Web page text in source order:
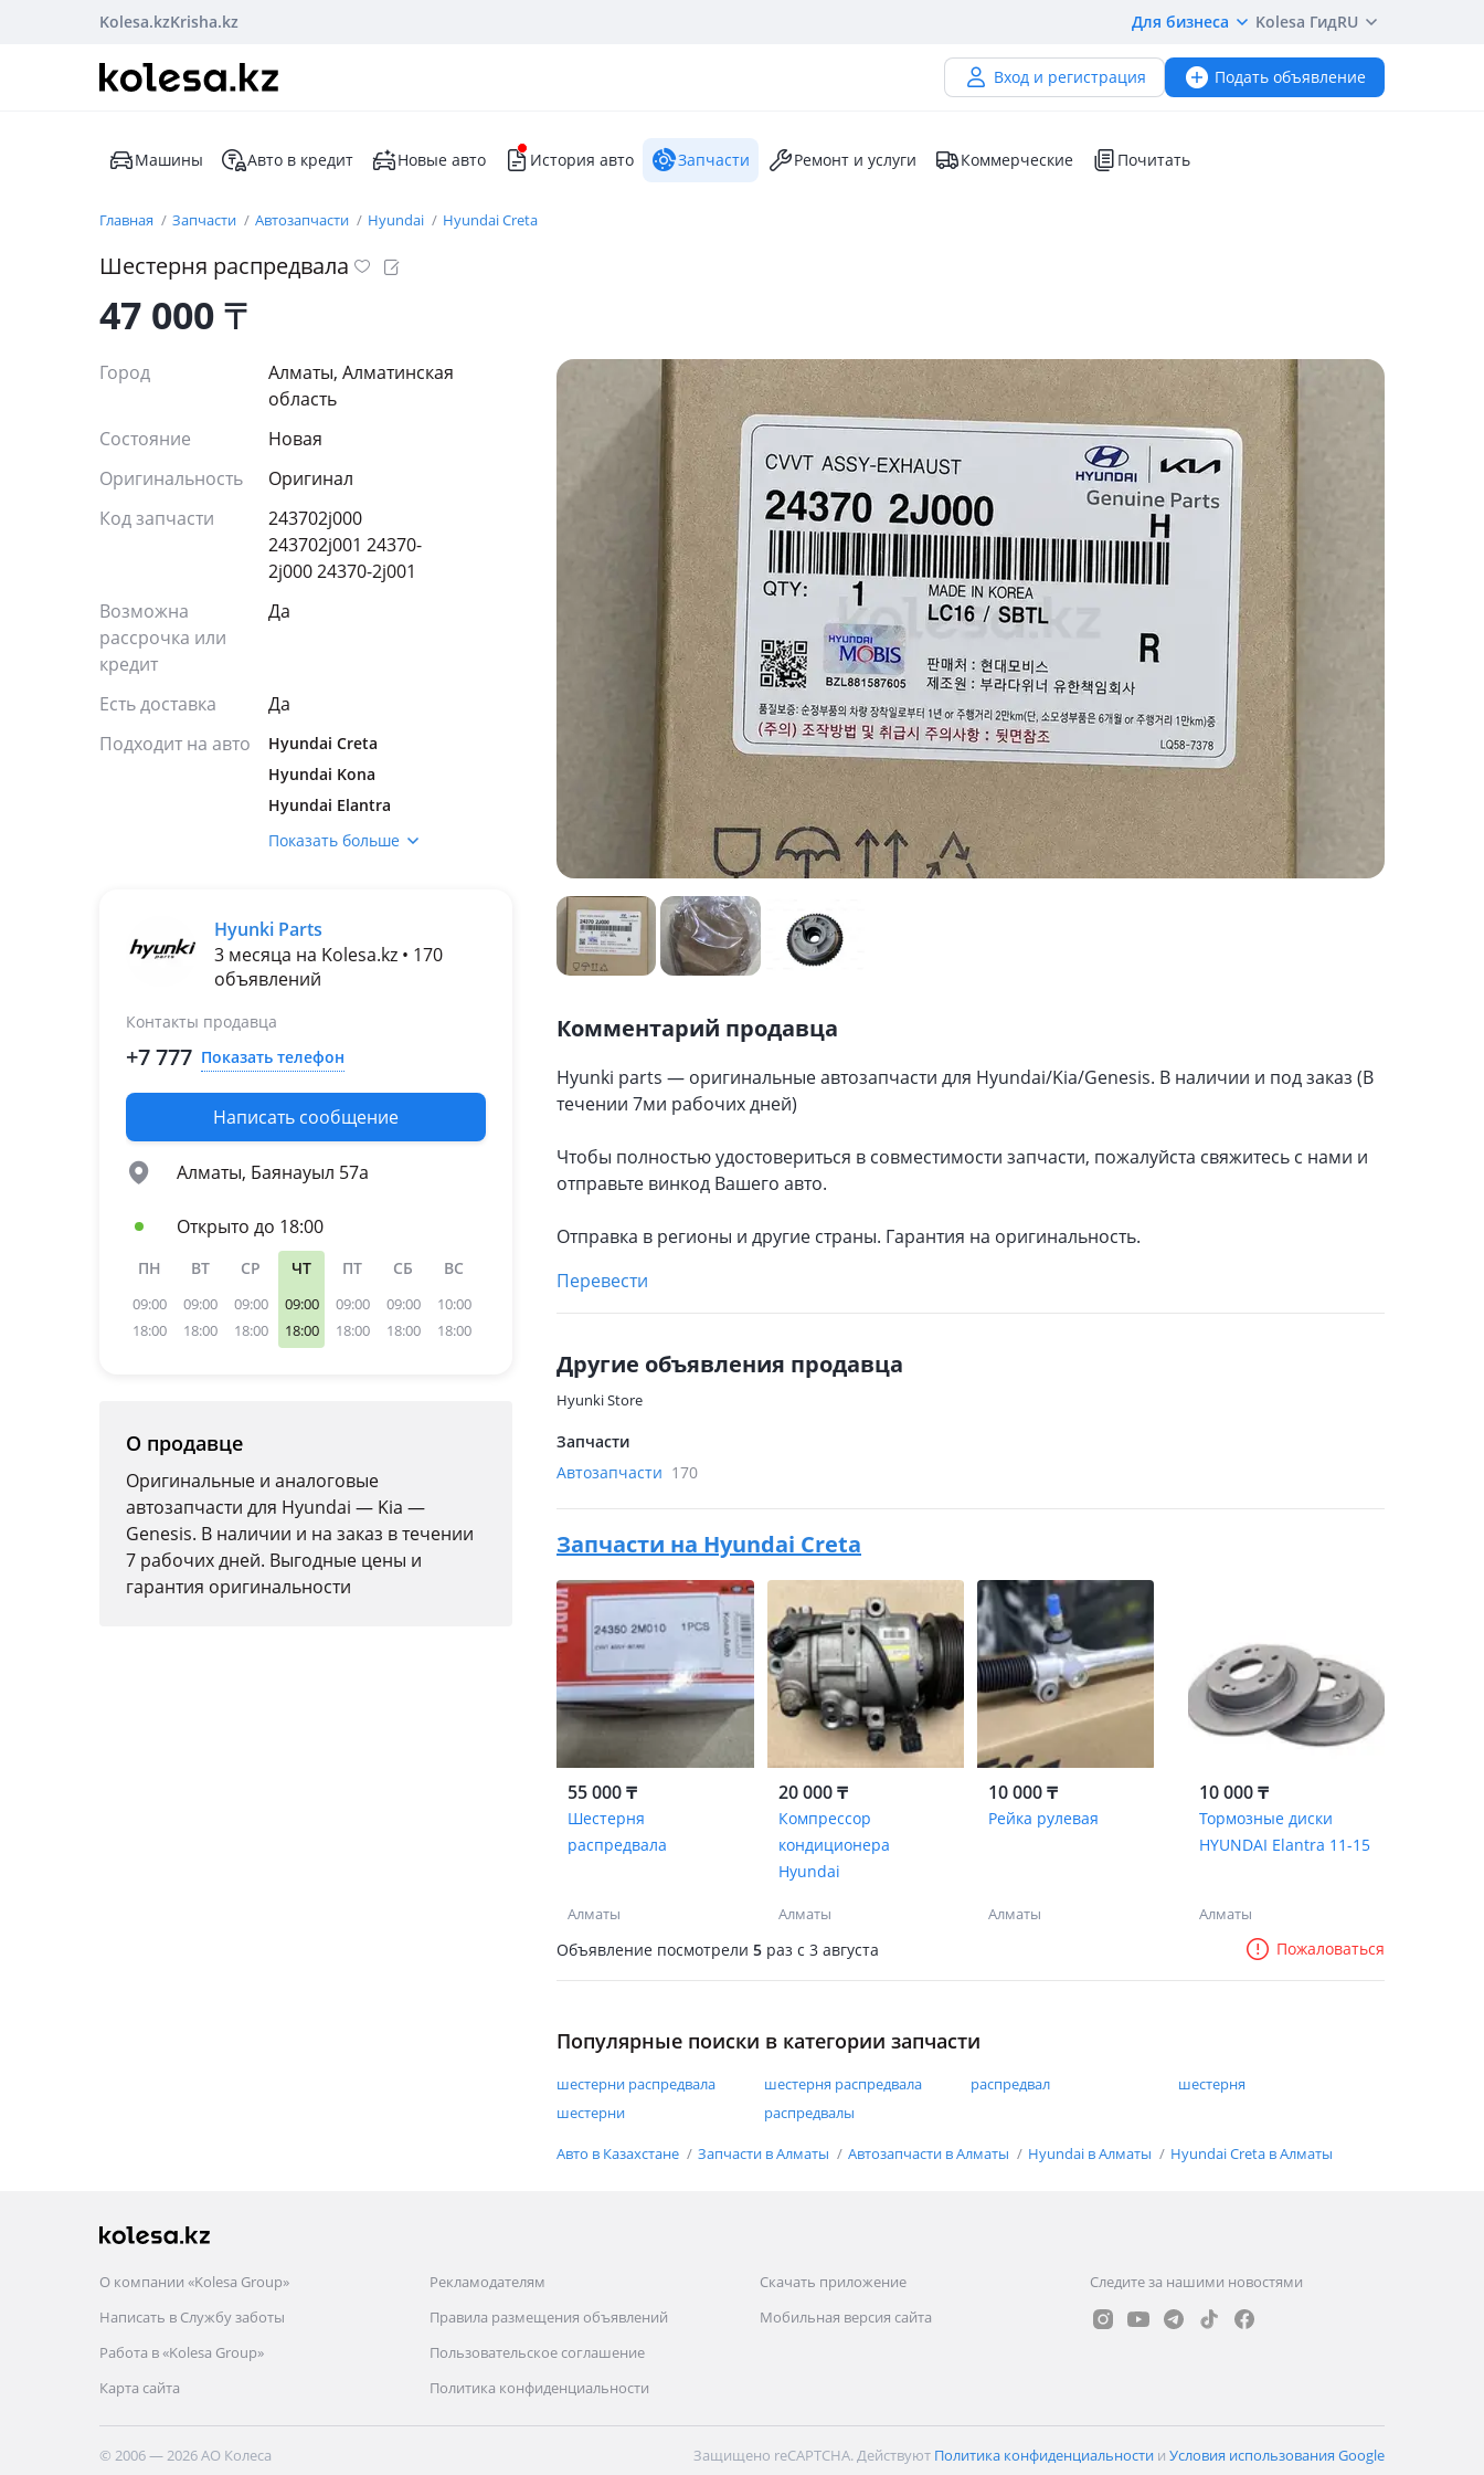
Kolesa.kzKrisha.kz Для бизнеса Kolesa ГидRU
Вход и регистрация Подать объявление
Машины Авто в кредит Новые авто История авто Запчасти Ремонт и услуги Коммерческие Почитать
Главная Запчасти Автозапчасти Hyundai Hyundai Creta
Шестерня распредвала
47 000₸
Город
Алматы, Алматинская
область
Состояние
Новая
Оригинальность
Оригинал
Код запчасти
243702j000
243702j001 24370-
2j000 24370-2j001
Возможна
рассрочка или
кредит
Да
Есть доставка
Да
Подходит на авто
Hyundai Creta
Hyundai Kona
Hyundai Elantra
Hyundai Sonata
Kia Sportage
Показать больше
Hyunki Parts
3 месяца на Kolesa.kz • 170
объявлений
Контакты продавца
+7 777 Показать телефон
Написать сообщение
Алматы, Баянауыл 57а
Открыто до 18:00
ПН
09:00
18:00
ВТ
09:00
18:00
СР
09:00
18:00
ЧТ
09:00
18:00
ПТ
09:00
18:00
СБ
09:00
18:00
ВС
10:00
18:00
О продавце
Оригинальные и аналоговые
автозапчасти для Hyundai — Kia —
Genesis. В наличии и на заказ в течении
7 рабочих дней. Выгодные цены и
гарантия оригинальности
Комментарий продавца
Hyunki parts — оригинальные автозапчасти для Hyundai/Kia/Genesis. В наличии и под заказ (В
течении 7ми рабочих дней)
Чтобы полностью удостовериться в совместимости запчасти, пожалуйста свяжитесь с нами и
отправьте винкод Вашего авто.
Отправка в регионы и другие страны. Гарантия на оригинальность.
Перевести
Другие объявления продавца
Hyunki Store
Запчасти
Автозапчасти 170
Запчасти на Hyundai Creta
55 000 ₸
Шестерня
распредвала
Алматы
20 000 ₸
Компрессор
кондиционера
Hyundai
Алматы
10 000 ₸
Рейка рулевая
Алматы
10 000 ₸
Тормозные диски
HYUNDAI Elantra 11-15
Алматы
Объявление посмотрели 5 раз c 3 августа Пожаловаться
Популярные поиски в категории запчасти
шестерни распредвала шестерня распредвала распредвал
шестерня
шестерни
распредвалы
Авто в Казахстане Запчасти в Алматы Автозапчасти в Алматы Hyundai в Алматы Hyundai Creta в Алматы
О компании «Kolesa Group»
Написать в Службу заботы
Работа в «Kolesa Group»
Карта сайта
Рекламодателям
Правила размещения объявлений
Пользовательское соглашение
Политика конфиденциальности
Скачать приложение
Мобильная версия сайта
Следите за нашими новостями
© 2006 — 2026 АО Колеса Защищено reCAPTCHA. Действуют Политика конфиденциальности и Условия использования Google